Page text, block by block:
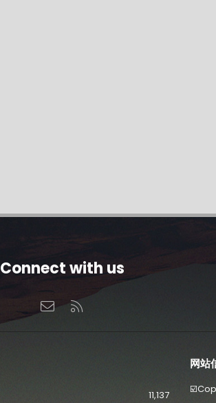
Connect with us
联系我们
11,137
网站